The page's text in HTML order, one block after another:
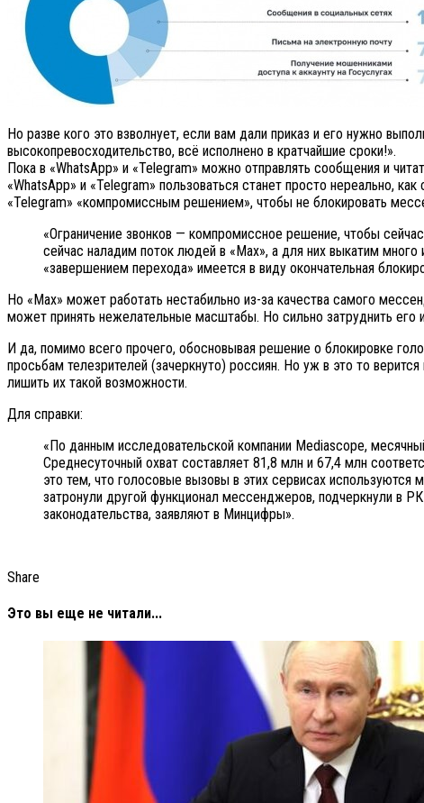
Но разве кого это взволнует, если вам дали приказ и его нужно
высокопревосходительство, всё исполнено в кратчайшие сроки!».
Пока в «WhatsApp» и «Telegram» можно отправлять сообщения и
«WhatsApp» и «Telegram» пользоваться станет просто нереально,
«Telegram» «компромиссным решением», чтобы не блокировать
«Ограничение звонков — компромиссное решение, чтобы
сейчас наладим поток людей в «Max», а для них выкатим
«завершением перехода» имеется в виду окончательная
Но «Max» может работать нестабильно из-за качества самого
может принять нежелательные масштабы. Но сильно затруднить его
И да, помимо всего прочего, обосновывая решение о блокировке
просьбам телезрителей (зачеркнуто) россиян. Но уж в это то
лишить их такой возможности.
Для справки:
«По данным исследовательской компании Mediascope,
Среднесуточный охват составляет 81,8 млн и 67,4 млн
это тем, что голосовые вызовы в этих сервисах
затронули другой функционал мессенджеров, подчеркнули в
законодательства, заявляют в Минцифры».
Share
Это вы еще не читали...